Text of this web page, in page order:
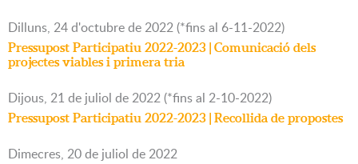
Dilluns, 24d'octubrede 2022(*fins al 6-11-2022)
Pressupost Participatiu 2022-2023 | Comunicació dels
projectes viables i primera tria
Dijous, 21 de juliol de 2022(*fins al 2-10-2022)
Pressupost Participatiu 2022-2023 | Recollida de propostes
Dimecres, 20de juliol de 2022